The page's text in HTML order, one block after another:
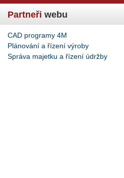
Partneři webu
CAD programy 4M
Plánování a řízení výroby
Správa majetku a řízení údržby